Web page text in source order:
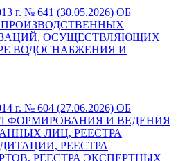
г. № 641 (30.05.2026) ОБ
ОСУЩЕСТВЛЯЮЩИХ
ВОДОСНАБЖЕНИЯ И
г. № 604 (27.06.2026) ОБ
ФОРМИРОВАНИЯ И ВЕДЕНИЯ
ЛИЦ, РЕЕСТРА
РЕЕСТРА
РЕЕСТРА ЭКСПЕРТНЫХ